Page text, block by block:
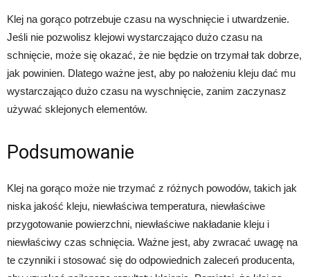
Klej na gorąco potrzebuje czasu na wyschnięcie i utwardzenie.
Jeśli nie pozwolisz klejowi wystarczająco dużo czasu na
schnięcie, może się okazać, że nie będzie on trzymał tak dobrze,
jak powinien. Dlatego ważne jest, aby po nałożeniu kleju dać mu
wystarczająco dużo czasu na wyschnięcie, zanim zaczynasz
używać sklejonych elementów.
Podsumowanie
Klej na gorąco może nie trzymać z różnych powodów, takich jak
niska jakość kleju, niewłaściwa temperatura, niewłaściwe
przygotowanie powierzchni, niewłaściwe nakładanie kleju i
niewłaściwy czas schnięcia. Ważne jest, aby zwracać uwagę na
te czynniki i stosować się do odpowiednich zaleceń producenta,